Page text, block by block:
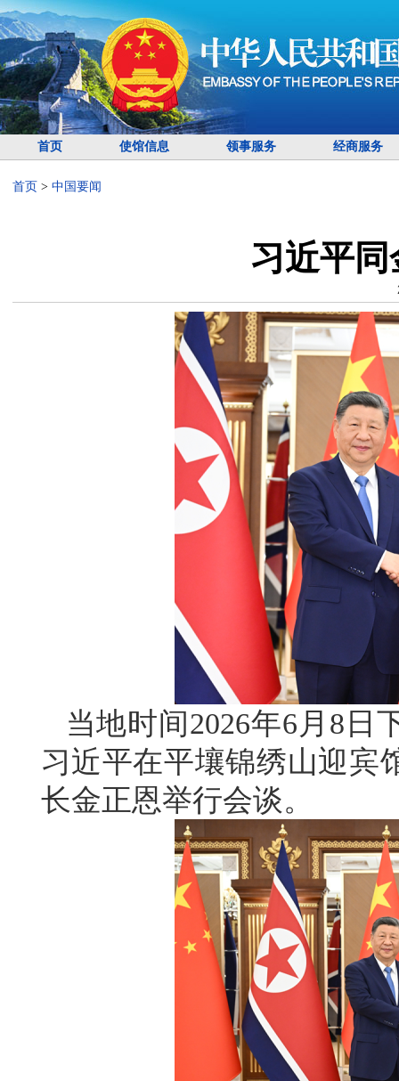
首页 使馆信息 领事服务 经商服务
首页 > 中国要闻
习近平
当地时间2026年6月8日
习近平在平壤锦绣山迎宾
长金正恩举行会谈。